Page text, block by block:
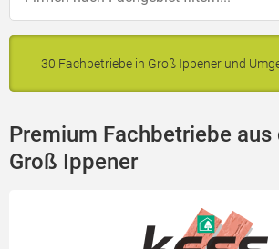
30 Fachbetriebe in Groß Ippener und
Premium Fachbetriebe aus
Groß Ippener